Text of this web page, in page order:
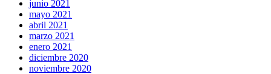
junio 2021
mayo 2021
abril 2021
marzo 2021
enero 2021
diciembre 2020
noviembre 2020